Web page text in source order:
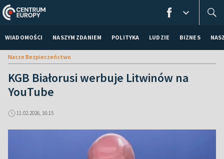
WIADOMOŚCI NASZYM ZDANIEM POLITYKA LUDZIE BIZNES
Nasze Bezpieczeństwo
KGB Białorusi werbuje Litwinów na
YouTube
11.02.2026, 16:15